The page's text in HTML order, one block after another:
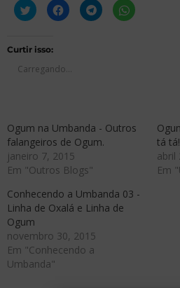
Clique
para
compartilhar
em
janela)
Clique
para
compartilhar
janela)
Clique
para
compartilhar
Clique
para
Curtir isso:
Carregando...
Ogum na Umbanda - Outros
falangeiros de Ogum.
janeiro 7, 2015
Em "Outros Blogs"
tá tá!
abril
Em
Conhecendo a Umbanda 03 -
Linha de Oxalá e Linha de
Ogum
novembro 30, 2015
Em "Conhecendo a
Umbanda"